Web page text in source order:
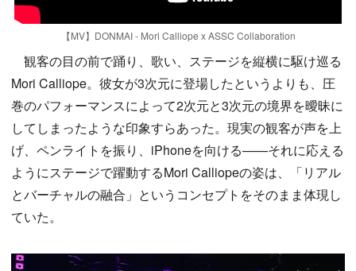
【MV】DONMAI - Mori Calliope x ASSC Collaboration
観客の目の前で踊り、歌い、ステージを縦横に駆け巡る
Mori Calliope。彼女が3次元に登場したというよりも、圧
巻のパフォーマンスによって2次元と3次元の境界を曖昧に
してしまったような印象すらあった。現実の観客が声を上
げ、ペンライトを振り、iPhoneを向ける——それに応える
ようにステージで躍動するMori Calliopeの姿は、「リアル
とバーチャルの融合」というコンセプトをそのまま体現し
ていた。